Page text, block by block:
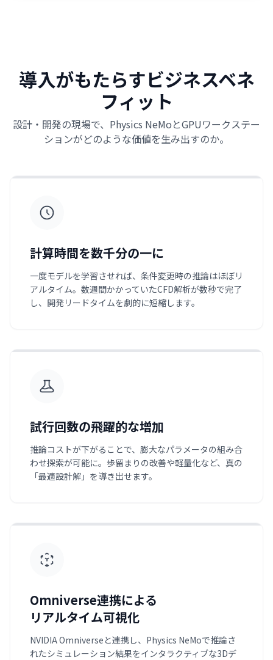
導入がもたらすビジネスベネ
フィット
設計・開発の現場で、Physics NeMoとGPUワークステー
ションがどのような価値を生み出すのか。
計算時間を数千分の一に
一度モデルを学習させれば、条件変更時の推論はほぼリ
アルタイム。数週間かかっていたCFD解析が数秒で完了
し、開発リードタイムを劇的に短縮します。
試行回数の飛躍的な増加
推論コストが下がることで、膨大なパラメータの組み合
わせ探索が可能に。歩留まりの改善や軽量化など、真の
「最適設計解」を導き出せます。
Omniverse連携による
リアルタイム可視化
NVIDIA Omniverseと連携し、Physics NeMoで推論さ
れたシミュレーション結果をインタラクティブな3Dデ